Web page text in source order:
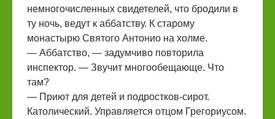
немногочисленных свидетелей, что бродили в
ту ночь, ведут к аббатству. К старому
монастырю Святого Антонио на холме.
— Аббатство, — задумчиво повторила
инспектор. — Звучит многообещающе. Что
там?
— Приют для детей и подростков-сирот.
Католический. Управляется отцом Грегориусом.